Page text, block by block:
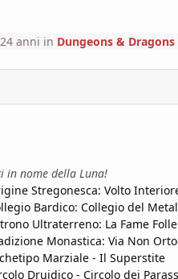
4 anni in Dungeons & Dragons
in nome della Luna!
Stregonesca: Volto
Bardico: Collegio del Metal
Ultraterreno: La Fame Folle
Monastica: Via Non
Marziale - Il Superstite
Druidico - Circolo dei